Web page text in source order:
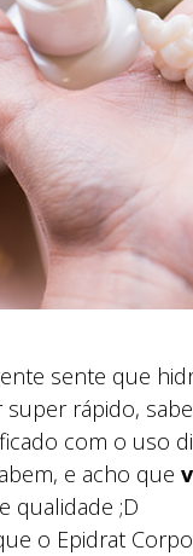
sente que
super rápido,
com o uso
e acho que
qualidade ;D
o Epidrat